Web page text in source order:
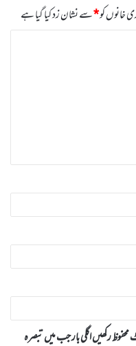
خانوں کو*سے نشان زد کیا گیا ہے
رکھیں اگلی بار جب میں تبصرہ